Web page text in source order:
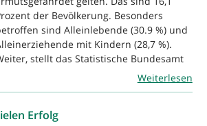
der Bevölkerung. Besonders
sind Alleinlebende (30.9 %) und
mit Kindern (28,7 %).
stellt das Statistische Bundesamt
Weiterlesen
Erfolg